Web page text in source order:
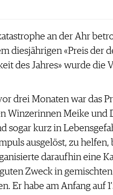
an der Ahr
diesjährigen «Preis der
des Jahres» wurde die
drei Monaten war das
Meike und
kurz in
ausgelöst, zu
daraufhin eine
Zweck in
Er habe am Anfang auf